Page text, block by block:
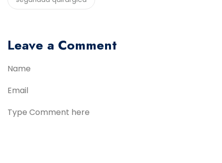
Leave a Comment